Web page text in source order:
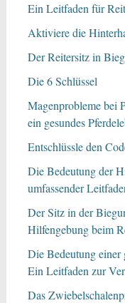
Ein Leitfaden für
Aktiviere die
Der Reitersitz in
Die 6 Schlüssel
Magenprobleme bei
ein gesundes
Entschlüssle den
Die Bedeutung der
umfassender
Der Sitz in der
Hilfengebung beim
Die Bedeutung einer
Ein Leitfaden zur
Das